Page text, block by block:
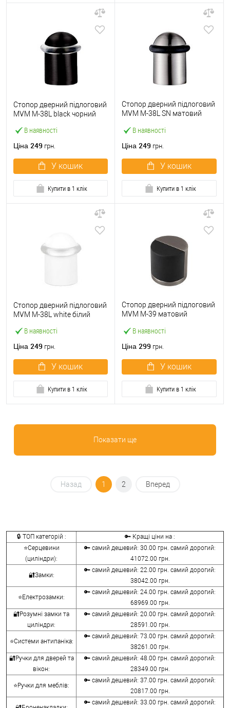
В наявності
Стопор дверний підлоговий
MVM M-38L black чорний
Ціна 249 грн.
У кошик
Купити в 1 клік
В наявності
Стопор дверний підлоговий
MVM M-38L SN матовий
Ціна 249 грн.
У кошик
Купити в 1 клік
В наявності
Стопор дверний підлоговий
MVM M-38L white білий
Ціна 249 грн.
У кошик
Купити в 1 клік
В наявності
Стопор дверний підлоговий
MVM M-39 матовий
Ціна 299 грн.
У кошик
Купити в 1 клік
Показати ще
Назад 1 2 Вперед
🔒 ТОП категорій :
🔑 Кращі ціни на :
⭐Серцевини
(циліндри):
🔑 самий дешевий: 30.00 грн. самий дорогий:
41072.00 грн.
🔐Замки:
🔑 самий дешевий: 22.00 грн. самий дорогий:
38042.00 грн.
⭐Електрозамки:
🔑 самий дешевий: 24.00 грн. самий дорогий:
68969.00 грн.
🔐Розумні замки та
циліндри:
🔑 самий дешевий: 20.00 грн. самий дорогий:
28591.00 грн.
⭐Системи антипаніка:
🔑 самий дешевий: 73.00 грн. самий дорогий:
38261.00 грн.
🔐Ручки для дверей та
вікон:
🔑 самий дешевий: 48.00 грн. самий дорогий:
28349.00 грн.
⭐Ручки для меблів:
🔑 самий дешевий: 37.00 грн. самий дорогий:
20817.00 грн.
🔑 самий дешевий: 33.00 грн. самий дорогий: